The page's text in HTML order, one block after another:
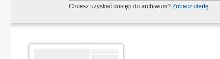
Chcesz uzyskać dostęp do archiwum? Zobacz ofertę